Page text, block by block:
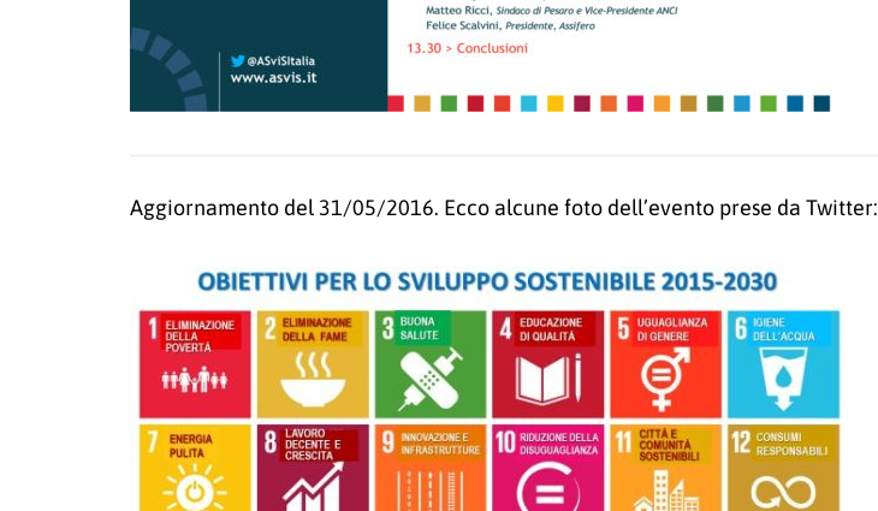
Aggiornamento del 31/05/2016. Ecco alcune foto dell’evento prese da Twitter: